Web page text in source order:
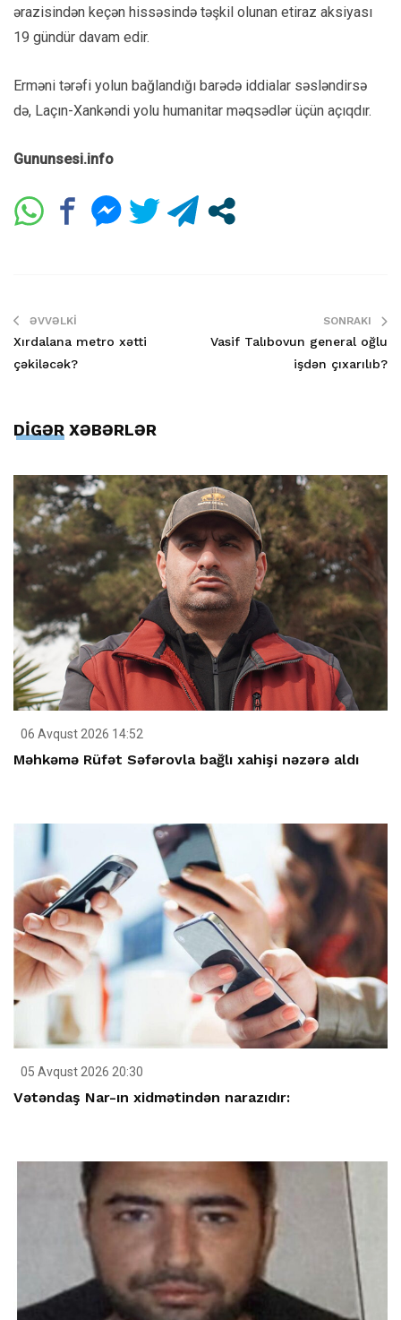
ərazisindən keçən hissəsində təşkil olunan etiraz aksiyası
19 gündür davam edir.
Erməni tərəfi yolun bağlandığı barədə iddialar səsləndirsə
də, Laçın-Xankəndi yolu humanitar məqsədlər üçün açıqdır.
Gununsesi.info
ƏVVƏLKI
Xırdalana metro xətti
çəkiləcək?
SONRAKI
Vasif Talıbovun general oğlu
işdən çıxarılıb?
DİGƏR XƏBƏRLƏR
06 Avqust 2026 14:52
Məhkəmə Rüfət Səfərovla bağlı xahişi nəzərə aldı
05 Avqust 2026 20:30
Vətəndaş Nar-ın xidmətindən narazıdır: